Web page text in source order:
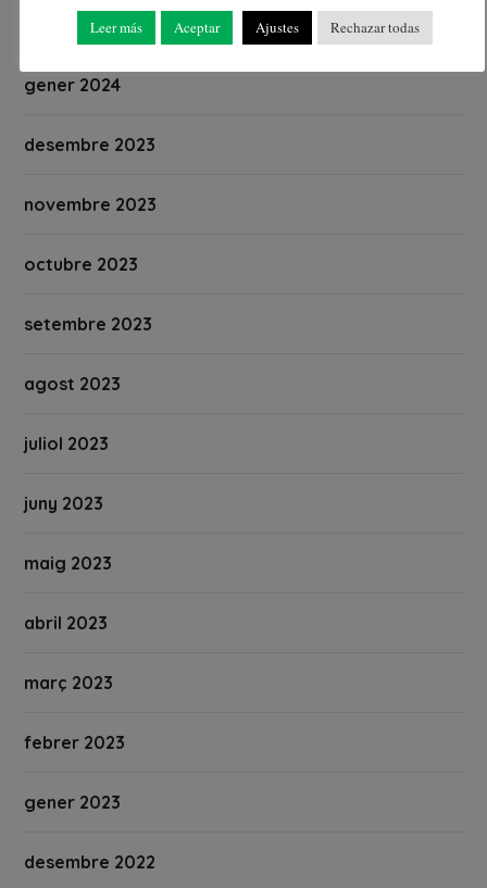
febrer 2024
gener 2024
desembre 2023
novembre 2023
octubre 2023
setembre 2023
agost 2023
juliol 2023
juny 2023
maig 2023
abril 2023
març 2023
febrer 2023
gener 2023
desembre 2022
Leer más Aceptar Ajustes Rechazar todas